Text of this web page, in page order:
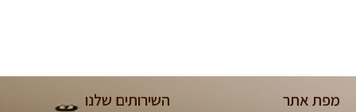
מפת אתר השירותים שלנו